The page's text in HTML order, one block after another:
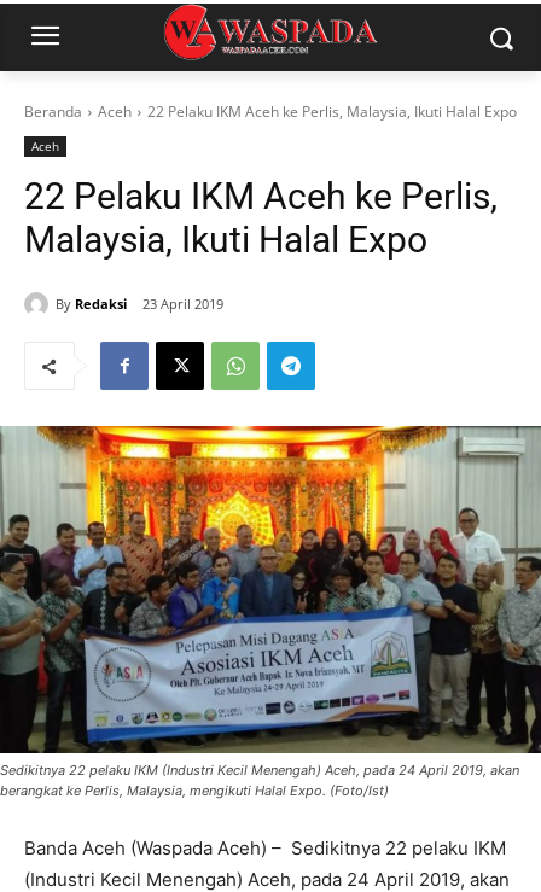
Beranda Aceh 22 Pelaku IKM Aceh ke Perlis, Malaysia, Ikuti Halal Expo
Aceh
22 Pelaku IKM Aceh ke Perlis,
Malaysia, Ikuti Halal Expo
By Redaksi 23 April 2019
Sedikitnya 22 pelaku IKM (Industri Kecil Menengah) Aceh, pada 24 April 2019, akan
berangkat ke Perlis, Malaysia, mengikuti Halal Expo. (Foto/Ist)
Banda Aceh (Waspada Aceh) – Sedikitnya 22 pelaku IKM
(Industri Kecil Menengah) Aceh, pada 24 April 2019, akan